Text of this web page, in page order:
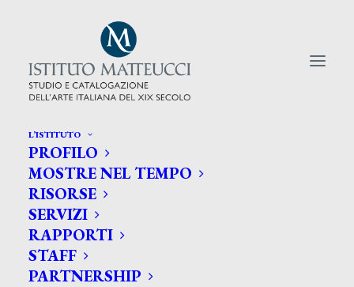
L’ISTITUTO
PROFILO
MOSTRE NEL TEMPO
RISORSE
SERVIZI
RAPPORTI
STAFF
PARTNERSHIP
CERCA TRA GLI ARTISTI:
Search
for: